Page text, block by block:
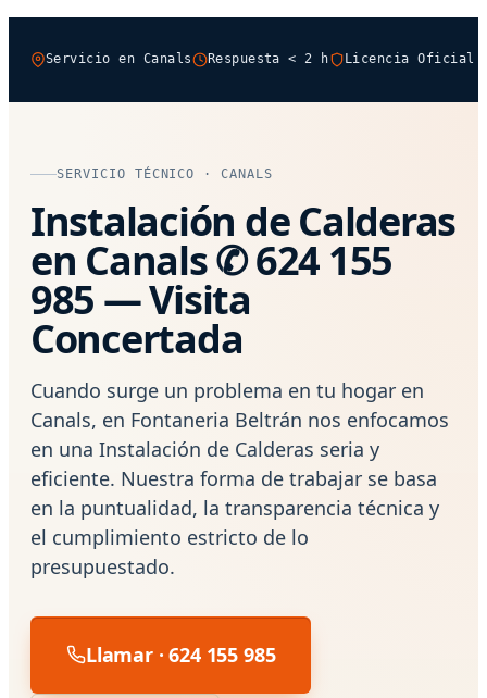
Servicio en Canals Respuesta < 2 h Licencia Oficial
SERVICIO TÉCNICO · CANALS
Instalación de Calderas
en Canals ✆ 624 155
985 — Visita
Concertada
Cuando surge un problema en tu hogar en
Canals, en Fontaneria Beltrán nos enfocamos
en una Instalación de Calderas seria y
eficiente. Nuestra forma de trabajar se basa
en la puntualidad, la transparencia técnica y
el cumplimiento estricto de lo
presupuestado.
Llamar · 624 155 985